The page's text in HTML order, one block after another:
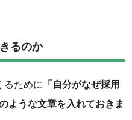
るのか
るために
「自分がなぜ採用
ような文章を入れておきま